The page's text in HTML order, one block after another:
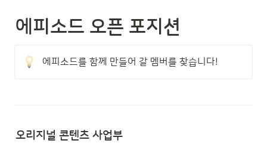
에피소드 오픈 포지션
에피소드를 함께 만들어 갈 멤버를 찾습니다!
오리지널 콘텐츠 사업부